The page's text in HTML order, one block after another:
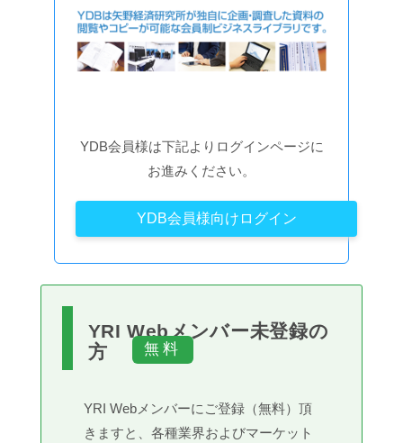
YDB会員様は下記よりログインページに
お進みください。
YDB会員様向けログイン
YRI Webメンバー未登録の
方
YRI Webメンバーにご登録（無料）頂
きますと、各種業界およびマーケット